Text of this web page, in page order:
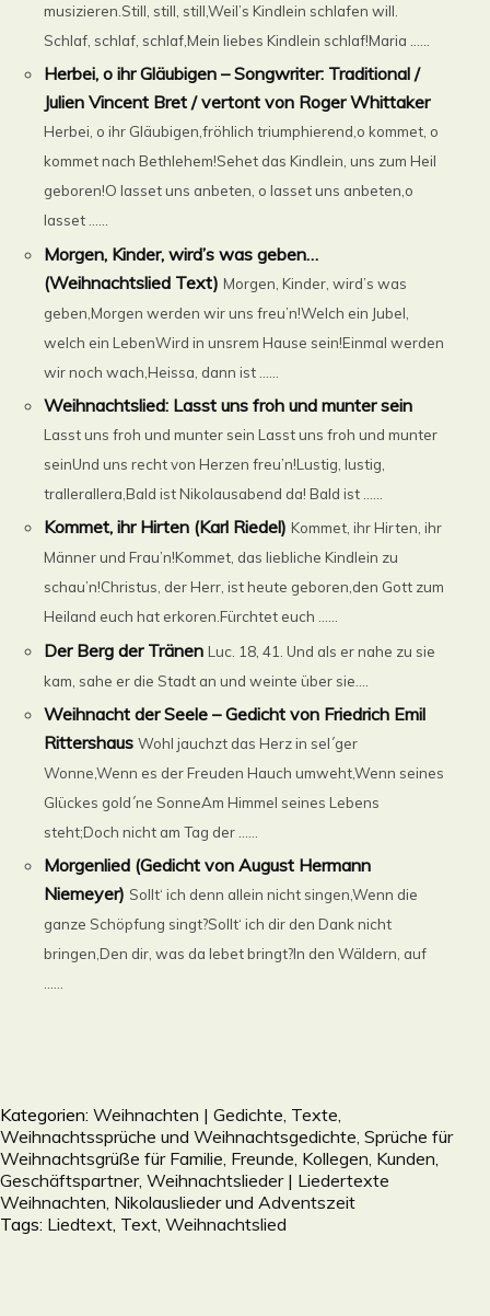
musizieren.Still, still, still,Weil’s Kindlein schlafen will.
Schlaf, schlaf, schlaf,Mein liebes Kindlein schlaf!Maria ......
Herbei, o ihr Gläubigen – Songwriter: Traditional /
Julien Vincent Bret / vertont von Roger Whittaker
Herbei, o ihr Gläubigen,fröhlich triumphierend,o kommet, o
kommet nach Bethlehem!Sehet das Kindlein, uns zum Heil
geboren!O lasset uns anbeten, o lasset uns anbeten,o
lasset ......
Morgen, Kinder, wird’s was geben…
(Weihnachtslied Text) Morgen, Kinder, wird’s was
geben,Morgen werden wir uns freu’n!Welch ein Jubel,
welch ein LebenWird in unsrem Hause sein!Einmal werden
wir noch wach,Heissa, dann ist ......
Weihnachtslied: Lasst uns froh und munter sein
Lasst uns froh und munter sein Lasst uns froh und munter
seinUnd uns recht von Herzen freu’n!Lustig, lustig,
trallerallera,Bald ist Nikolausabend da! Bald ist ......
Kommet, ihr Hirten (Karl Riedel) Kommet, ihr Hirten, ihr
Männer und Frau’n!Kommet, das liebliche Kindlein zu
schau’n!Christus, der Herr, ist heute geboren,den Gott zum
Heiland euch hat erkoren.Fürchtet euch ......
Der Berg der Tränen Luc. 18, 41. Und als er nahe zu sie
kam, sahe er die Stadt an und weinte über sie....
Weihnacht der Seele – Gedicht von Friedrich Emil
Rittershaus Wohl jauchzt das Herz in sel´ger
Wonne,Wenn es der Freuden Hauch umweht,Wenn seines
Glückes gold´ne SonneAm Himmel seines Lebens
steht;Doch nicht am Tag der ......
Morgenlied (Gedicht von August Hermann
Niemeyer) Sollt‘ ich denn allein nicht singen,Wenn die
ganze Schöpfung singt?Sollt‘ ich dir den Dank nicht
bringen,Den dir, was da lebet bringt?In den Wäldern, auf
......
Kategorien: Weihnachten | Gedichte, Texte,
Weihnachtssprüche und Weihnachtsgedichte, Sprüche für
Weihnachtsgrüße für Familie, Freunde, Kollegen, Kunden,
Geschäftspartner, Weihnachtslieder | Liedertexte
Weihnachten, Nikolauslieder und Adventszeit
Tags: Liedtext Text Weihnachtslied